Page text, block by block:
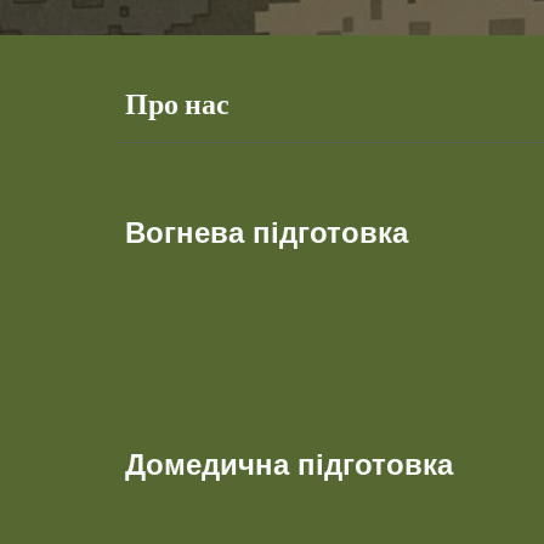
Про нас
Вогнева підготовка
Домедична підготовка